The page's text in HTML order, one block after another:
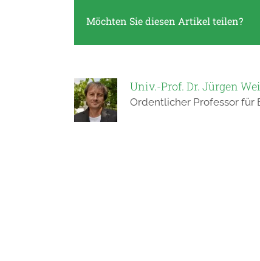
Möchten Sie diesen Artikel teilen?
Univ.-Prof. Dr. Jürgen
Ordentlicher Professor für